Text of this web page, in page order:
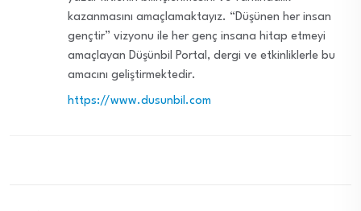
kazanmasını amaçlamaktayız. “Düşünen her insan
gençtir” vizyonu ile her genç insana hitap etmeyi
amaçlayan Düşünbil Portal, dergi ve etkinliklerle bu
amacını geliştirmektedir.
https://www.dusunbil.com